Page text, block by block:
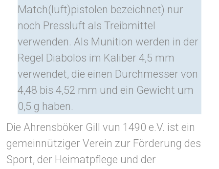
Match(luft)pistolen bezeichnet) nur
noch Pressluft als Treibmittel
verwenden. Als Munition werden in der
Regel Diabolos im Kaliber 4,5 mm
verwendet, die einen Durchmesser von
4,48 bis 4,52 mm und ein Gewicht um
0,5 g haben.
Die Ahrensböker Gill vun 1490 e.V. ist ein
gemeinnütziger Verein zur Förderung des
Sport, der Heimatpflege und der